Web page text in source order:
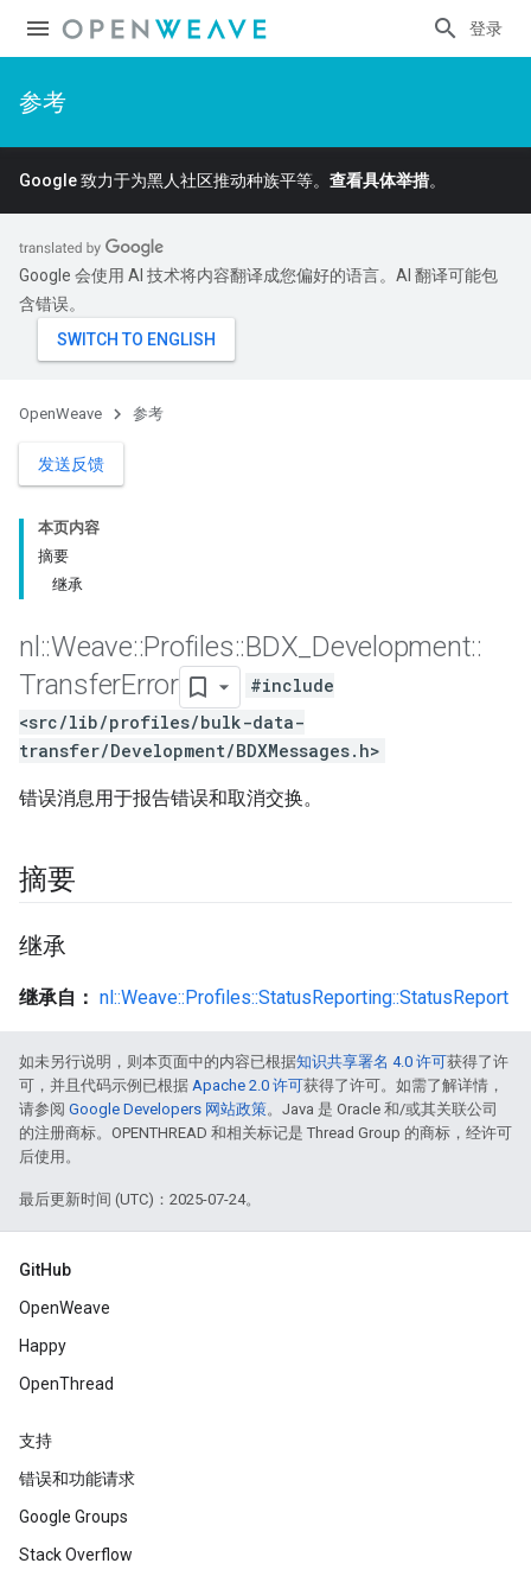
登录
参考
Google 致力于为黑人社区推动种族平等。 查看具体举措。
Google 会使用 AI 技术将内容翻译成您偏好的语言。AI 翻译可能包
含错误。
OpenWeave 参考
发送反馈
本页内容
摘要
继承
nl ::Weave::Profiles::BDX Development::
TransferError
#include
<src/lib/profiles/bulk-data-
transfer/Development/BDXMessages.h>
错误消息用于报告错误和取消交换。
摘要
继承
继承自： nl::Weave::Profiles::StatusReporting::StatusReport
如未另行说明，则本页面中的内容已根据知识共享署名 4.0 许可获得了许
可，并且代码示例已根据 Apache 2.0 许可获得了许可。如需了解详情，
请参阅 Google Developers 网站政策。Java 是 Oracle 和/或其关联公司
的注册商标。OPENTHREAD 和相关标记是 Thread Group 的商标，经许可
后使用。
最后更新时间 (UTC)：2025-07-24。
GitHub
OpenWeave
Happy
OpenThread
支持
错误和功能请求
Google Groups
Stack Overflow